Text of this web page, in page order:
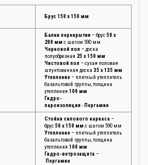
Брус 150 х 150 мм
Балки перекрытия – брус 50 х
200 мм с шагом 590 мм
Черновой пол – доска
полуобрезная 25 х 150 мм
Чистовой пол – сухая половая
шпунтованная доска 35 х 135 мм
Утепление – плитный утеплитель
базальтовой группы, толщина
утепления 100 мм
Гидро-
пароизоляция - Пергамин
Стойки силового каркаса –
брус 50 х 150 мм с шагом 590 мм
Утепление – плитный утеплитель
базальтовой группы, толщина
утепления 100 мм
Гидро-ветрозащита –
Пергамин